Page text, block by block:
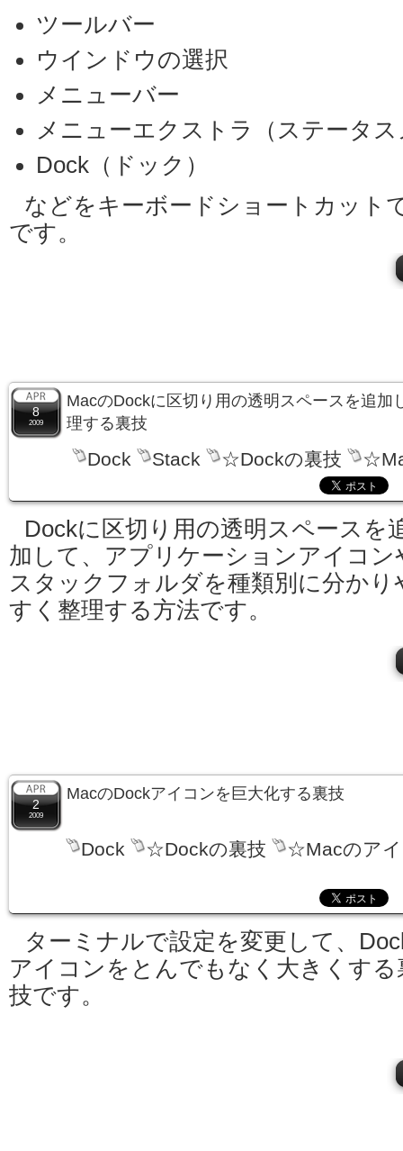
ツールバー
ウインドウの選択
メニューバー
メニューエクストラ（ステータ
Dock（ドック）
などをキーボードショートカット
です。
8
2009
MacのDockに区切り用の透明スペースを追加
理する裏技
Dock Stack ☆Dockの裏技
Dockに区切り用の透明スペースを
加して、アプリケーションアイコン
スタックフォルダを種類別に分かり
すく整理する方法です。
2
2009
MacのDockアイコンを巨大化する裏技
Dock ☆Dockの裏技 ☆Macのア
ターミナルで設定を変更して、
アイコンをとんでもなく大きくする
技です。